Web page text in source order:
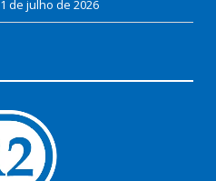
de julho de 2026